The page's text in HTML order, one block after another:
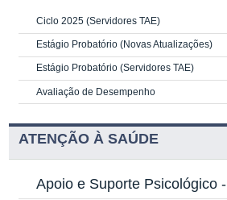
Ciclo 2025 (Servidores TAE)
Estágio Probatório (Novas Atualizações)
Estágio Probatório (Servidores TAE)
Avaliação de Desempenho
ATENÇÃO À SAÚDE
Apoio e Suporte Psicológico -